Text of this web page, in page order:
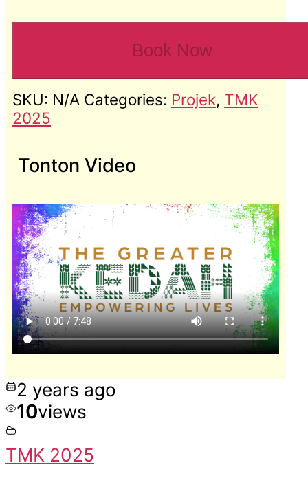
Aktiviti
quantity
Book Now
SKU: N/A Categories: Projek, TMK
2025
Tonton Video
2 years ago
10views
TMK 2025